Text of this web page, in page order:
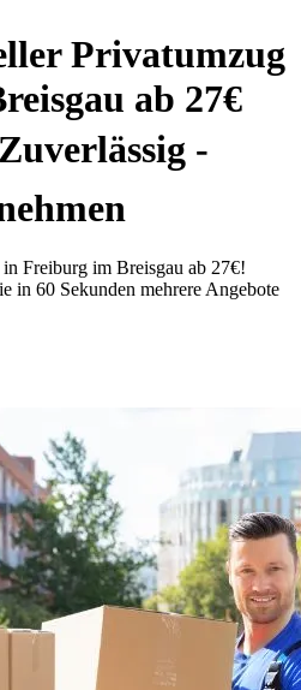
Privatumzug
ab 27€
-
Freiburg im Breisgau ab 27€!
in 60 Sekunden mehrere Angebote